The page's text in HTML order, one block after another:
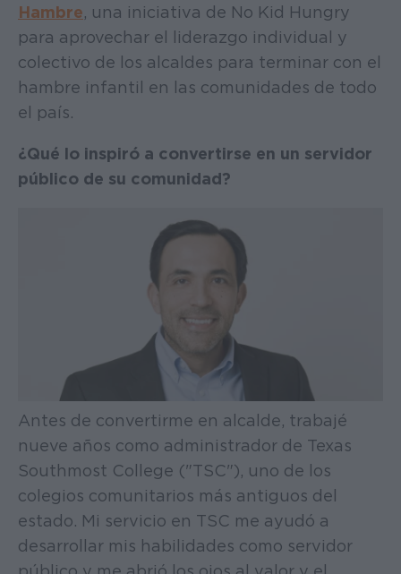
Hambre, una iniciativa de No Kid Hungry
para aprovechar el liderazgo individual y
colectivo de los alcaldes para terminar con el
hambre infantil en las comunidades de todo
el país.
¿Qué lo inspiró a convertirse en un servidor
público de su comunidad?
Antes de convertirme en alcalde, trabajé
nueve años como administrador de Texas
Southmost College ("TSC"), uno de los
colegios comunitarios más antiguos del
estado. Mi servicio en TSC me ayudó a
desarrollar mis habilidades como servidor